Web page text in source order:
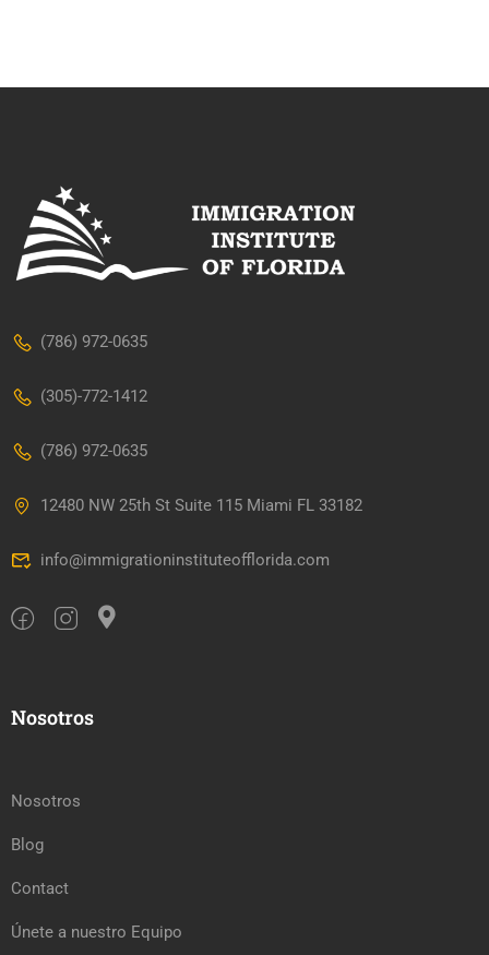
(786) 972-0635
(305)-772-1412
(786) 972-0635
12480 NW 25th St Suite 115 Miami FL 33182
info@immigrationinstituteofflorida.com
Nosotros
Nosotros
Blog
Contact
Únete a nuestro Equipo